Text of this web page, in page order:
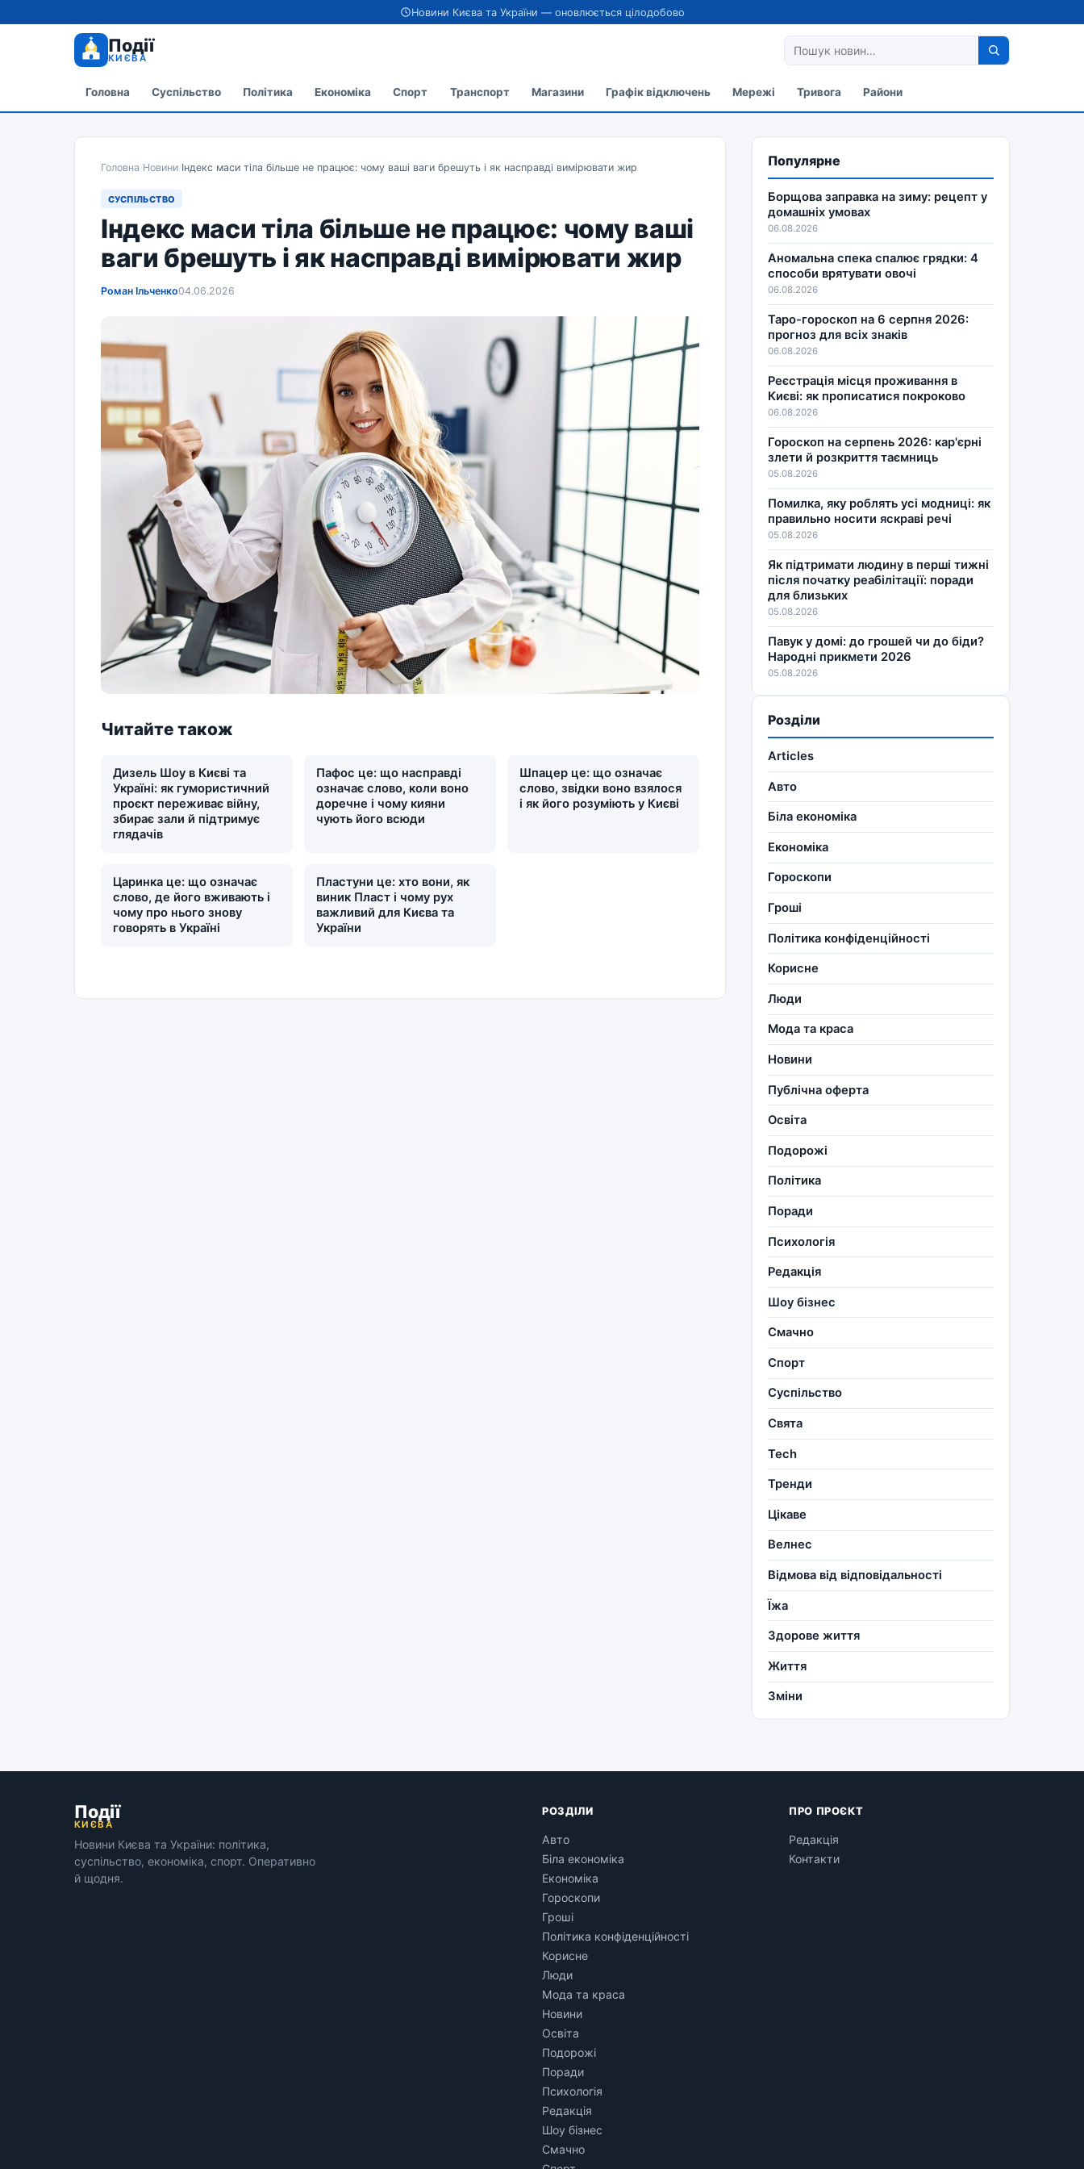
Новини Києва та України — оновлюється цілодобово
Події
КИЄВА
Головна Суспільство Політика Економіка Спорт Транспорт Магазини Графік відключень Мережі Тривога Райони
Головна/Новини/Індекс маси тіла більше не працює: чому ваші ваги брешуть і як насправді вимірювати жир
СУСПІЛЬСТВО
Індекс маси тіла більше не працює: чому ваші
ваги брешуть і як насправді вимірювати жир
Роман Ільченко04.06.2026
Читайте також
Дизель Шоу в Києві та
Україні: як гумористичний
проєкт переживає війну,
збирає зали й підтримує
глядачів
Пафос це: що насправді
означає слово, коли воно
доречне і чому кияни
чують його всюди
Шпацер це: що означає
слово, звідки воно взялося
і як його розуміють у Києві
Царинка це: що означає
слово, де його вживають і
чому про нього знову
говорять в Україні
Пластуни це: хто вони, як
виник Пласт і чому рух
важливий для Києва та
України
Популярне
Борщова заправка на зиму: рецепт у
домашніх умовах
06.08.2026
Аномальна спека спалює грядки: 4
способи врятувати овочі
06.08.2026
Таро-гороскоп на 6 серпня 2026:
прогноз для всіх знаків
06.08.2026
Реєстрація місця проживання в
Києві: як прописатися покроково
06.08.2026
Гороскоп на серпень 2026: кар'єрні
злети й розкриття таємниць
05.08.2026
Помилка, яку роблять усі модниці: як
правильно носити яскраві речі
05.08.2026
Як підтримати людину в перші тижні
після початку реабілітації: поради
для близьких
05.08.2026
Павук у домі: до грошей чи до біди?
Народні прикмети 2026
05.08.2026
Розділи
Articles
Авто
Біла економіка
Економіка
Гороскопи
Гроші
Політика конфіденційності
Корисне
Люди
Мода та краса
Новини
Публічна оферта
Освіта
Подорожі
Політика
Поради
Психологія
Редакція
Шоу бізнес
Смачно
Спорт
Суспільство
Свята
Tech
Тренди
Цікаве
Велнес
Відмова від відповідальності
Їжа
Здорове життя
Життя
Зміни
Події
КИЄВА
Новини Києва та України: політика,
суспільство, економіка, спорт. Оперативно
й щодня.
РОЗДІЛИ
Авто
Біла економіка
Економіка
Гороскопи
Гроші
Політика конфіденційності
Корисне
Люди
Мода та краса
Новини
Освіта
Подорожі
Поради
Психологія
Редакція
Шоу бізнес
Смачно
ПРО ПРОЄКТ
Редакція
Контакти